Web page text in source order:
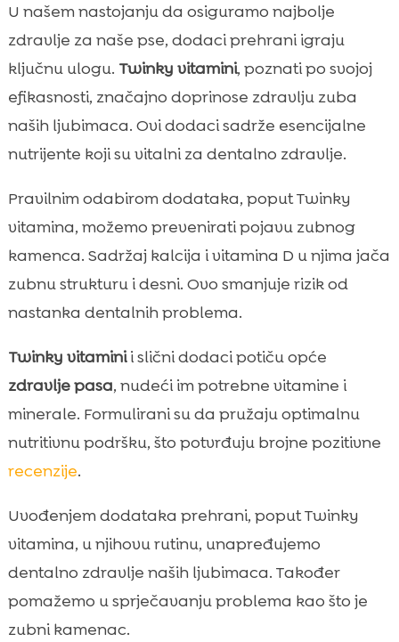
U našem nastojanju da osiguramo najbolje
zdravlje za naše pse, dodaci prehrani igraju
ključnu ulogu. Twinky vitamini, poznati po svojoj
efikasnosti, značajno doprinose zdravlju zuba
naših ljubimaca. Ovi dodaci sadrže esencijalne
nutrijente koji su vitalni za dentalno zdravlje.
Pravilnim odabirom dodataka, poput Twinky
vitamina, možemo prevenirati pojavu zubnog
kamenca. Sadržaj kalcija i vitamina D u njima jača
zubnu strukturu i desni. Ovo smanjuje rizik od
nastanka dentalnih problema.
Twinky vitaminii slični dodaci potiču opće
zdravlje pasa, nudeći im potrebne vitamine i
minerale. Formulirani su da pružaju optimalnu
nutritivnu podršku, što potvrđuju brojne pozitivne
recenzije.
Uvođenjem dodataka prehrani, poput Twinky
vitamina, u njihovu rutinu, unapređujemo
dentalno zdravlje naših ljubimaca. Također
pomažemo u sprječavanju problema kao što je
zubni kamenac.